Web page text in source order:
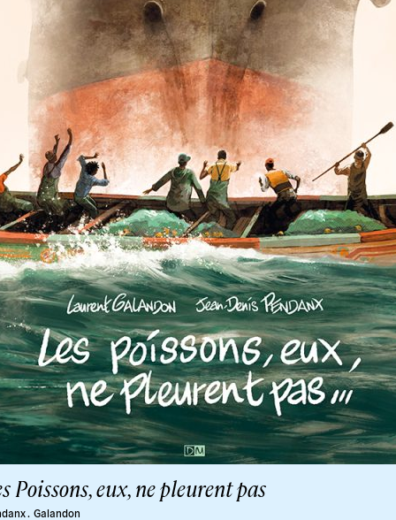
Poissons, eux, ne pleurent pas
. Galandon